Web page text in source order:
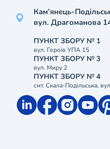
Кам’янець-
вул. Драгоманова
ПУНКТ ЗБОРУ № 1
вул. Героїв УПА 15
ПУНКТ ЗБОРУ № 3
вул. Миру 2
ПУНКТ ЗБОРУ № 4
смт. Скала-Подільська,